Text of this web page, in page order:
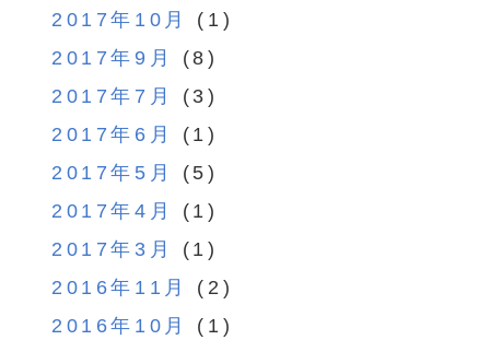
2017年10月
(1)
2017年9月
(8)
2017年7月
(3)
2017年6月
(1)
2017年5月
(5)
2017年4月
(1)
2017年3月
(1)
2016年11月
(2)
2016年10月
(1)